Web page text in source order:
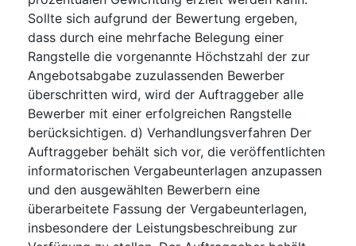
Sollte sich aufgrund der Bewertung ergeben,
dass durch eine mehrfache Belegung einer
Rangstelle die vorgenannte Höchstzahl der zur
Angebotsabgabe zuzulassenden Bewerber
überschritten wird, wird der Auftraggeber alle
Bewerber mit einer erfolgreichen Rangstelle
berücksichtigen. d) Verhandlungsverfahren Der
Auftraggeber behält sich vor, die veröffentlichten
informatorischen Vergabeunterlagen anzupassen
und den ausgewählten Bewerbern eine
überarbeitete Fassung der Vergabeunterlagen,
insbesondere der Leistungsbeschreibung zur